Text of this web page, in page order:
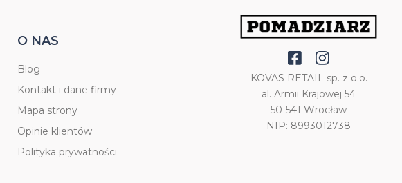
O NAS
Blog
Kontakt i dane firmy
Mapa strony
Opinie klientów
Polityka prywatności
KOVAS RETAIL sp. z o.o.
al. Armii Krajowej 54
50-541 Wrocław
NIP: 8993012738